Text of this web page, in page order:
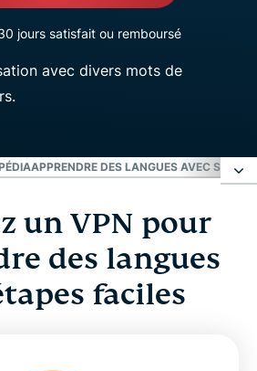
jours satisfait ou remboursé
APPRENDRE DES LANGUES AVEC SKYPE
apprendre des langues en
vous aide-t-il à apprendre des
un VPN pour
des langues
faciles